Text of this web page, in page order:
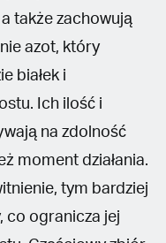
także zachowują
azot, który
białek i
Ich ilość i
na zdolność
moment działania.
tym bardziej
co ogranicza jej